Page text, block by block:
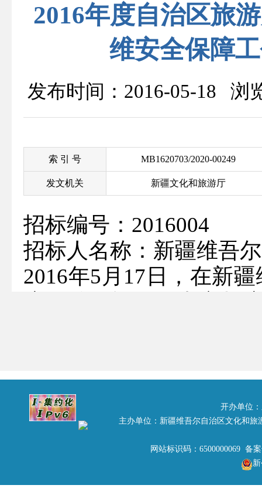
2016年度自治区旅
维安全保障
发布时间：2016-05-18 浏
索 引 号 MB1620703/2020-00249
发文机关 新疆文化和旅游厅
招标编号：2016004
招标人名称：新疆维吾
2016年5月17日，在新
中标单位: 新疆泰克软件
中标金额：28.4080万元
评标人：朱建新、李灿
竞标结果公示期自2016
以上公示结果有异议的
开办单位
主办单位：新疆维吾尔自治区文化和
网站标识码：6500000069 备